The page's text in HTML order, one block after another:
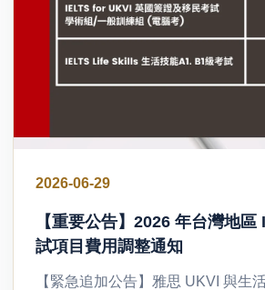
2026-06-29
【重要公告】2026 年台灣地區
試項目費用調整通知
【緊急追加公告】雅思 UKVI 與生